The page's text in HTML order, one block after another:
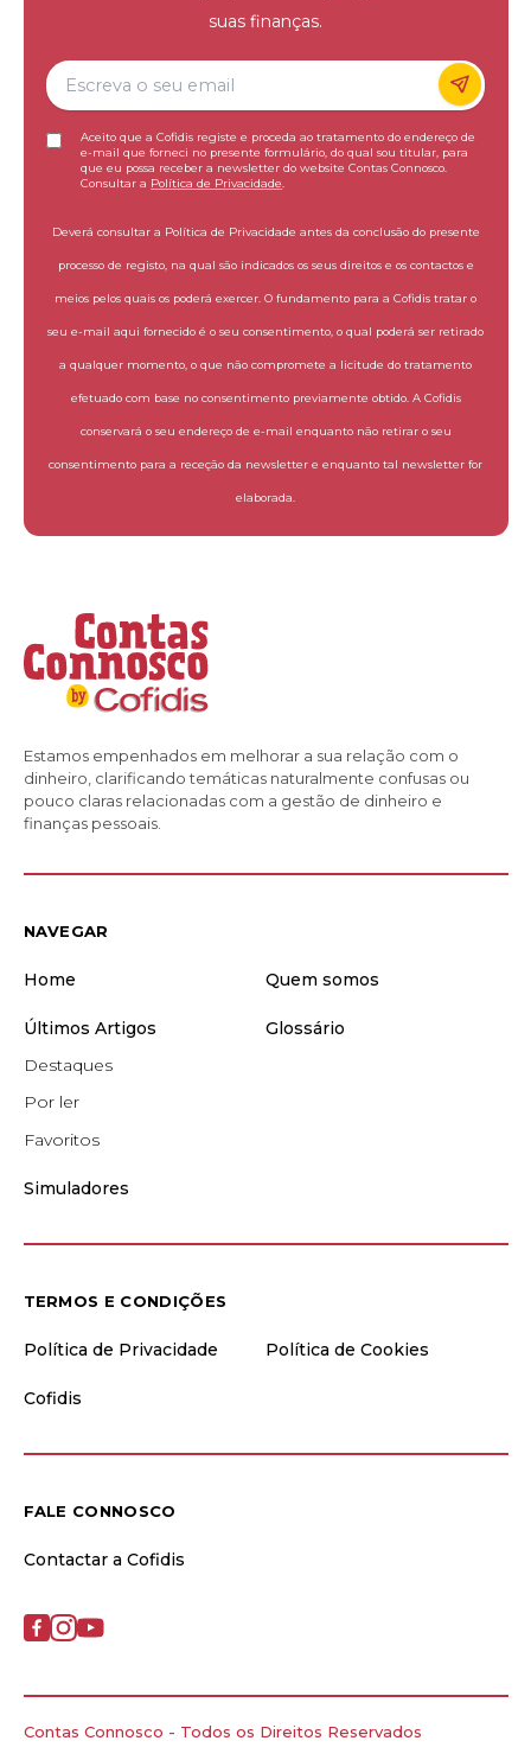
suas finanças.
Aceito que a Cofidis registe e proceda ao tratamento do endereço de
e-mail que forneci no presente formulário, do qual sou titular, para
que eu possa receber a newsletter do website Contas Connosco.
Consultar a Política de Privacidade
Deverá consultar a Política de Privacidade antes da conclusão do presente
processo de registo, na qual são indicados os seus direitos e os contactos e
meios pelos quais os poderá exercer. O fundamento para a Cofidis tratar o
seu e-mail aqui fornecido é o seu consentimento, o qual poderá ser retirado
a qualquer momento, o que não compromete a licitude do tratamento
efetuado com base no consentimento previamente obtido. A Cofidis
conservará o seu endereço de e-mail enquanto não retirar o seu
consentimento para a receção da newsletter e enquanto tal newsletter for
elaborada.
Estamos empenhados em melhorar a sua relação com o
dinheiro, clarificando temáticas naturalmente confusas ou
pouco claras relacionadas com a gestão de dinheiro e
finanças pessoais.
NAVEGAR
Home Quem somos
Últimos Artigos
Destaques
Por ler
Favoritos
Glossário
Simuladores
TERMOS E CONDIÇÕES
Política de Privacidade Política de Cookies
Cofidis
FALE CONNOSCO
Contactar a Cofidis
Contas Connosco - Todos os Direitos Reservados